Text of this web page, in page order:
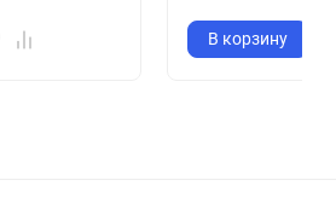
В корзину